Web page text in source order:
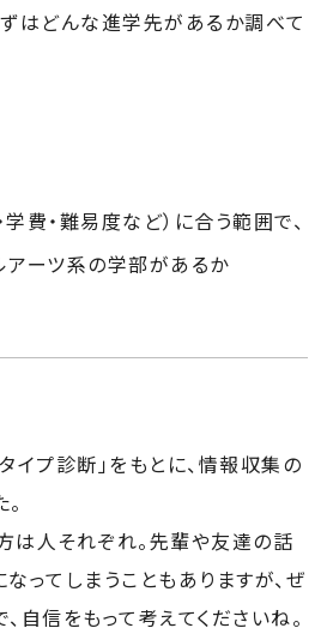
はどんな進学先があるか調べて
費・難易度など）に合う範囲で、
アーツ系の学部があるか
イプ診断」をもとに、情報収集の
は人それぞれ。先輩や友達の話
ってしまうこともありますが、ぜ
自信をもって考えてくださいね。